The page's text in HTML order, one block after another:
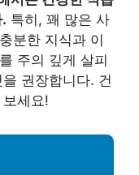
특히, 꽤 많은 사
분한 지식과 이
주의 깊게 살피
권장합니다. 건
세요!